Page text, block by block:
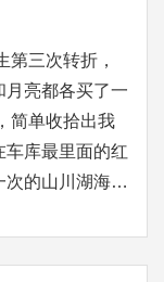
三次转折，
月亮都各买了一
简单收拾出我
车库最里面的红
次的山川湖海…